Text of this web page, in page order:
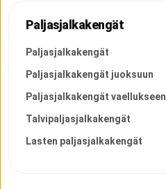
Paljasjalkakengät
Paljasjalkakengät
Paljasjalkakengät juoksuun
Paljasjalkakengät vaellukseen
Talvipaljasjalkakengät
Lasten paljasjalkakengät